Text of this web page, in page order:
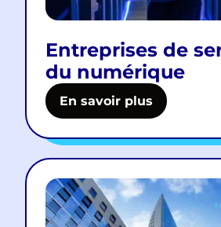
Entreprises de
du numérique
En savoir plus